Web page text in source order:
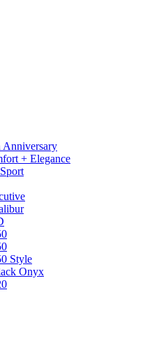
Anniversary
+ Elegance
Style
Onyx